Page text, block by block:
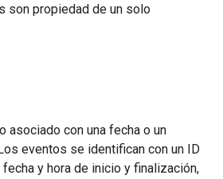
son propiedad de un solo
asociado con una fecha o un
eventos se identifican con un ID
y hora de inicio y finalización,